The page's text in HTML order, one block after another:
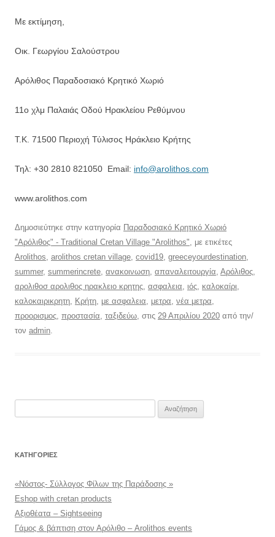
Με εκτίμηση,
Οικ. Γεωργίου Σαλούστρου
Αρόλιθος Παραδοσιακό Κρητικό Χωριό
11ο χλμ Παλαιάς Οδού Ηρακλείου Ρεθύμνου
Τ.Κ. 71500 Περιοχή Τύλισος Ηράκλειο Κρήτης
Τηλ: +30 2810 821050 Email: info@arolithos.com
www.arolithos.com
Δημοσιεύτηκε στην κατηγορία Παραδοσιακό Κρητικό Χωριό
"Αρόλιθος" - Traditional Cretan Village "Arolithos" , με ετικέτες
Arolithos arolithos cretan village covid19 greeceyourdestination
summer, summerincrete ανακοινωση απαναλειτουργία Αρόλιθος
αρολιθοσ αρολιθος ηρακλειο κρητης ασφαλεια ιός καλοκαίρι
καλοκαιρικρητη
Κρήτη με ασφαλεια μετρα νέα μετρα
προορισμος προστασία ταξιδεύω , στις 29 Απριλίου 2020 από την/
τον admin
KΑΤΗΓΟΡΊΕΣ
«Νόστος- Σύλλογος Φίλων της Παράδοσης »
Eshop with cretan products
Αξιοθέατα – Sightseeing
Γάμος & βάπτιση στον Αρόλιθο – Arolithos events